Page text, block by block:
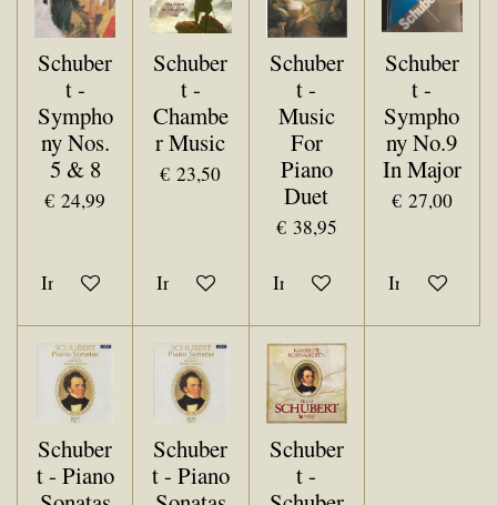
Schuber
t -
Sympho
ny Nos.
5 & 8
€ 24,99
In winkelwagen
Schuber
t -
Chambe
r Music
€ 23,50
In winkelwagen
Schuber
t -
Music
For
Piano
Duet
€ 38,95
In winkelwagen
Schuber
t -
Sympho
ny No.9
In Major
€ 27,00
In
Schuber
t - Piano
Schuber
t - Piano
Schuber
t -